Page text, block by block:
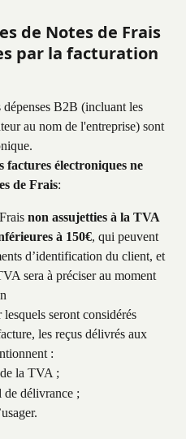
de Notes de Frais
par la facturation
dépenses B2B (incluant les
au nom de l'entreprise) sont
factures électroniques ne
de Frais:
non assujetties à la TVA
à 150€, qui peuvent
d’identification du client, et
sera à préciser au moment
lesquels seront considérés
les reçus délivrés aux
:
la TVA ;
de délivrance ;